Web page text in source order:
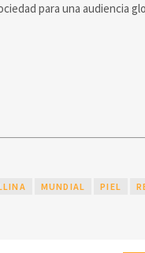
para una audiencia
MUNDIAL PIEL